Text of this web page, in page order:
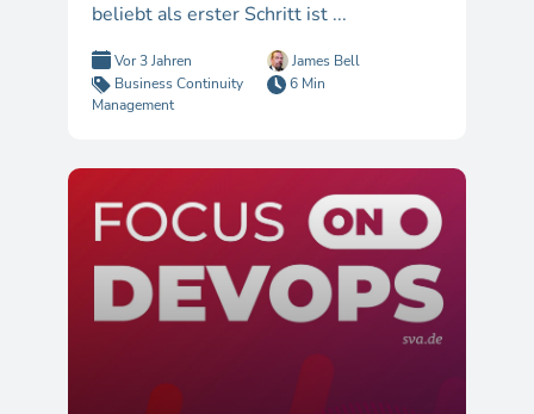
beliebt als erster Schritt ist ...
Vor 3 Jahren
James Bell
Business Continuity
Management
6 Min